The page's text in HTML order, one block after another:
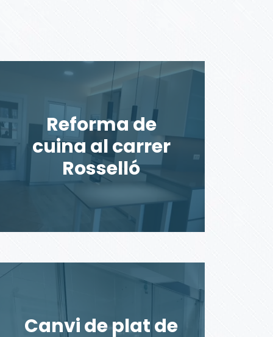
Reforma de
cuina al carrer
Rosselló
Canvi de plat de